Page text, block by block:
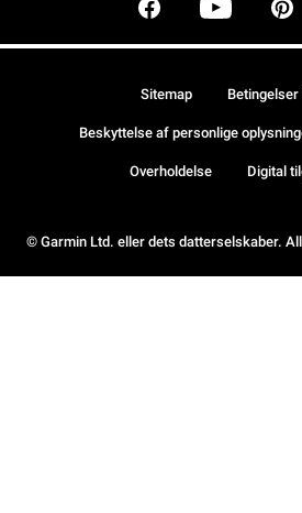
© Garmin Ltd. eller dets datterselskaber.
Sitemap
Beskyttelse af personlige
Overholdelse Digital